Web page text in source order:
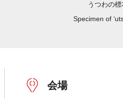
うつわの標
Specimen of
会場